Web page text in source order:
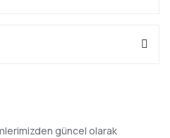
güncel olarak